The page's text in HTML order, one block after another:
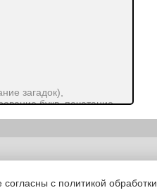
загадок),
букв, печатание
пластилин, влажные
|E-mail
с политикой обработки,